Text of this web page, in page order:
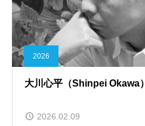
2026
大川心平（Shinpei Okawa）
2026.02.09